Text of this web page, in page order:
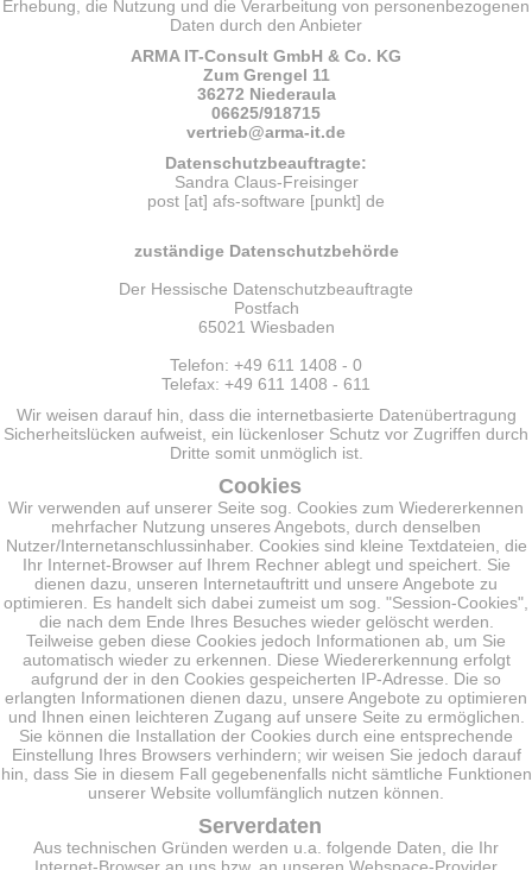
Erhebung, die Nutzung und die Verarbeitung von personenbezogenen
Daten durch den Anbieter
ARMA IT-Consult GmbH & Co. KG
Zum Grengel 11
36272 Niederaula
06625/918715
vertrieb@arma-it.de
Datenschutzbeauftragte:
Sandra Claus-Freisinger
post [at] afs-software [punkt] de
zuständige Datenschutzbehörde
Der Hessische Datenschutzbeauftragte
Postfach
65021 Wiesbaden
Telefon: +49 611 1408 - 0
Telefax: +49 611 1408 - 611
Wir weisen darauf hin, dass die internetbasierte Datenübertragung
Sicherheitslücken aufweist, ein lückenloser Schutz vor Zugriffen durch
Dritte somit unmöglich ist.
Cookies
Wir verwenden auf unserer Seite sog. Cookies zum Wiedererkennen
mehrfacher Nutzung unseres Angebots, durch denselben
Nutzer/Internetanschlussinhaber. Cookies sind kleine Textdateien, die
Ihr Internet-Browser auf Ihrem Rechner ablegt und speichert. Sie
dienen dazu, unseren Internetauftritt und unsere Angebote zu
optimieren. Es handelt sich dabei zumeist um sog. "Session-Cookies",
die nach dem Ende Ihres Besuches wieder gelöscht werden.
Teilweise geben diese Cookies jedoch Informationen ab, um Sie
automatisch wieder zu erkennen. Diese Wiedererkennung erfolgt
aufgrund der in den Cookies gespeicherten IP-Adresse. Die so
erlangten Informationen dienen dazu, unsere Angebote zu optimieren
und Ihnen einen leichteren Zugang auf unsere Seite zu ermöglichen.
Sie können die Installation der Cookies durch eine entsprechende
Einstellung Ihres Browsers verhindern; wir weisen Sie jedoch darauf
hin, dass Sie in diesem Fall gegebenenfalls nicht sämtliche Funktionen
unserer Website vollumfänglich nutzen können.
Serverdaten
Aus technischen Gründen werden u.a. folgende Daten, die Ihr